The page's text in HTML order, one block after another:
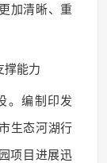
加清晰、重
撑能力
。编制印发
生态河湖行
项目进展迅